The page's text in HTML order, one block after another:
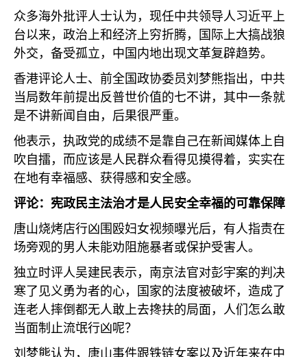
众多海外批评人士认为，现任中共领导人习近平上
台以来，政治上和经济上穷折腾，国际上大搞战狼
外交，备受孤立，中国内地出现文革复辟趋势。
香港评论人士、前全国政协委员刘梦熊指出，中共
当局数年前提出反普世价值的七不讲，其中一条就
是不讲新闻自由，后果很严重。
他表示，执政党的成绩不是靠自己在新闻媒体上自
吹自擂，而应该是人民群众看得见摸得着，实实在
在地有幸福感、获得感和安全感。
评论：宪政民主法治才是人民安全幸福的可靠保障
唐山烧烤店行凶围殴妇女视频曝光后，有人指责在
场旁观的男人未能劝阻施暴者或保护受害人。
独立时评人吴建民表示，南京法官对彭宇案的判决
寒了见义勇为者的心，国家的法度被破坏，造成了
连老人摔倒都无人敢上去搀扶的局面，人们怎么敢
当面制止流氓行凶呢？
刘梦熊认为，唐山事件跟铁链女案以及近年来在中